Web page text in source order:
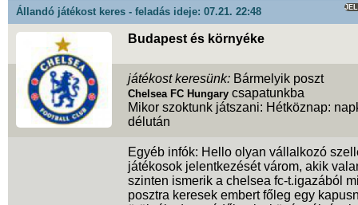
Állandó játékost keres - feladás ideje: 07.21. 22:48
Budapest és környéke
játékost keresünk: Bármelyik poszt
Chelsea FC Hungary csapatunkba
Mikor szoktunk játszani: Hétköznap:
délután
Egyéb infók: Hello olyan vállalkozó
játékosok jelentkezését várom, akik
szinten ismerik a chelsea fc-t.igazából
posztra keresek embert főleg egy